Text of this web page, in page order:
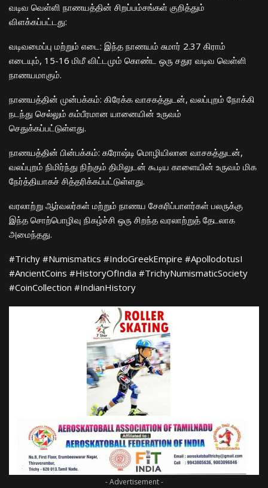
வடிவ வெள்ளி நாணயத்தின் சிறப்பம்சங்கள் குறித்தும்
விளக்கப்பட்டது:
​வடிவமைப்பு மற்றும் எடை: இந்த நாணயம் சுமார் 2.37 கிராம்
எடையும், 15-16 மிமீ விட்டமும் கொண்ட ஒரு சதுர வடிவ வெள்ளி
நாணயமாகும்.
​நாணயத்தின் முன்பக்கம்: கிரேக்க வாசகத்துடன், வலப்புறம் நோக்கி
நடந்து செல்லும் கம்பீரமான யானையின் உருவம்
செதுக்கப்பட்டுள்ளது.
​நாணயத்தின் பின்பக்கம்: கரோஷ்டி மொழியிலான வாசகத்துடன்,
வலப்புறம் நிமிர்ந்து நிற்கும் திமிலுடன் கூடிய காளையின் உருவம் மிக
நேர்த்தியாகச் சித்தரிக்கப்பட்டுள்ளது.
​வரலாற்று ஆர்வலர்கள் மற்றும் நாணய சேகரிப்பாளர்கள் பலருக்கு
இந்த சொற்பொழிவு நிகழ்ச்சி ஒரு சிறந்த வரலாற்றுத் தேடலாக
அமைந்தது.
​#Trichy #Numismatics #IndoGreekEmpire #ApollodotusI
#AncientCoins #HistoryOfIndia #TrichyNumismaticSociety
#CoinCollection #IndianHistory
- Advertisement -